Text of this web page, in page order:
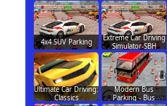
4x4 SUV Parking
Extreme Car Driving
Simulator-SBH
Ultimate Car Driving:
Classics
Modern Bus
Parking - Bus